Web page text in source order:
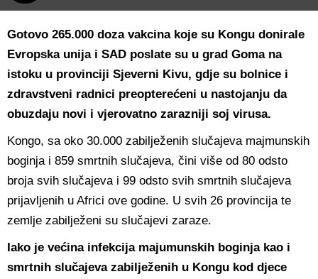
Gotovo 265.000 doza vakcina koje su Kongu donirale
Evropska unija i SAD poslate su u grad Goma na
istoku u provinciji Sjeverni Kivu, gdje su bolnice i
zdravstveni radnici preopterećeni u nastojanju da
obuzdaju novi i vjerovatno zarazniji soj virusa.
Kongo, sa oko 30.000 zabilježenih slučajeva majmunskih
boginja i 859 smrtnih slučajeva, čini više od 80 odsto
broja svih slučajeva i 99 odsto svih smrtnih slučajeva
prijavljenih u Africi ove godine. U svih 26 provincija te
zemlje zabilježeni su slučajevi zaraze.
Iako je većina infekcija majumunskih boginja kao i
smrtnih slučajeva zabilježenih u Kongu kod djece